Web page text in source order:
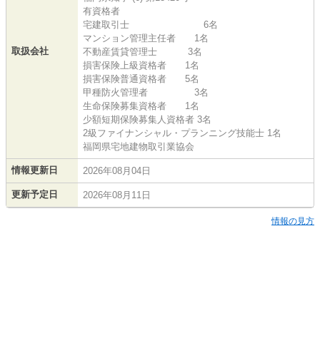
取扱会社
有資格者
宅建取引士 6名
マンション管理主任者 1名
不動産賃貸管理士 3名
損害保険上級資格者 1名
損害保険普通資格者 5名
甲種防火管理者 3名
生命保険募集資格者 1名
少額短期保険募集人資格者 3名
2級ファイナンシャル・プランニング技能士 1名
福岡県宅地建物取引業協会
情報更新日 2026年08月04日
更新予定日 2026年08月11日
情報の見方